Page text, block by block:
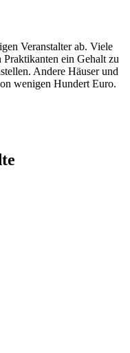
Veranstalter ab. Viele
ein Gehalt zu
Andere Häuser und
wenigen Hundert Euro.